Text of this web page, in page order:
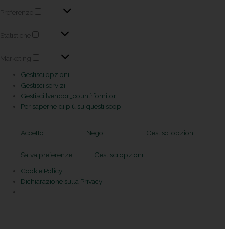
Preferenze
Statistiche
Marketing
Gestisci opzioni
Gestisci servizi
Gestisci {vendor_count} fornitori
Per saperne di più su questi scopi
Accetto Nego Gestisci opzioni
Salva preferenze
Gestisci opzioni
Cookie Policy
Dichiarazione sulla Privacy